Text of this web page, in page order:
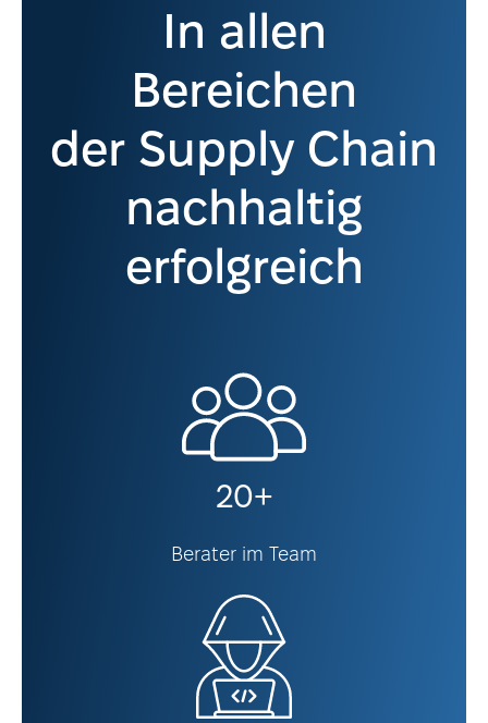
In allen
Bereichen
der Supply Chain
nachhaltig
erfolgreich
20+
Berater im Team